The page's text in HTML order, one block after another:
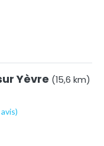
Yèvre (15,6 km)